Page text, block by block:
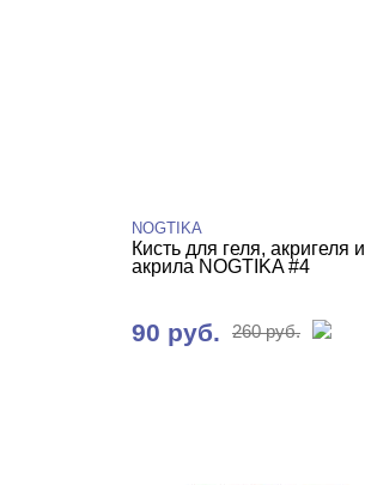
NOGTIKA
Кисть для геля, акригеля и
акрила NOGTIKA #4
90 руб. 260 руб.